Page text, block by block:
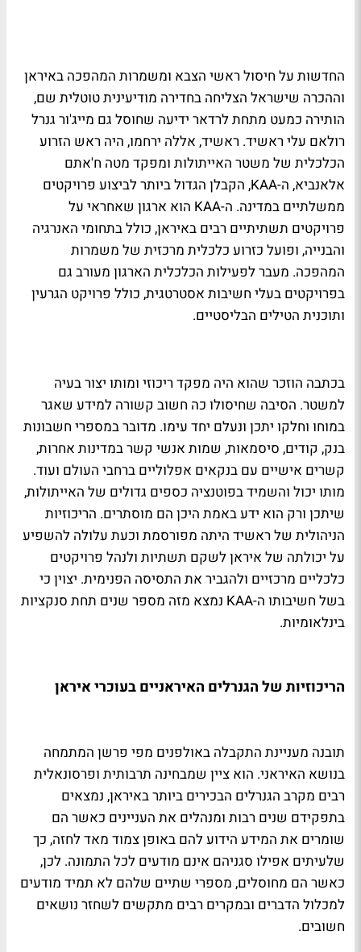
החדשות על חיסול ראשי הצבא ומשמרות המהפכה באיראן
וההכרה שישראל הצליחה בחדירה מודיעינית טוטלית שם,
הותירה כמעט מתחת לרדאר ידיעה שחוסל גם מייג'ור גנרל
רולאם עלי ראשיד. ראשיד, אללה ירחמו, היה ראש הזרוע
הכלכלית של משטר האייתולות ומפקד מטה ח'אתם
אלאנביא, ה-KAA, הקבלן הגדול ביותר לביצוע פרויקטים
ממשלתיים במדינה. ה-KAA הוא ארגון שאחראי על
פרויקטים תשתיתיים רבים באיראן, כולל בתחומי האנרגיה
והבנייה, ופועל כזרוע כלכלית מרכזית של משמרות
המהפכה. מעבר לפעילות הכלכלית הארגון מעורב גם
בפרויקטים בעלי חשיבות אסטרטגית, כולל פרויקט הגרעין
ותוכנית הטילים הבליסטיים.
בכתבה הוזכר שהוא היה מפקד ריכוזי ומותו יצור בעיה
למשטר. הסיבה שחיסולו כה חשוב קשורה למידע שאגר
במוחו וחלקו יתכן ונעלם יחד עימו. מדובר במספרי חשבונות
בנק, קודים, סיסמאות, שמות אנשי קשר במדינות אחרות,
קשרים אישיים עם בנקאים אפלוליים ברחבי העולם ועוד.
מותו יכול והשמיד בפוטנציה כספים גדולים של האייתולות,
שיתכן ורק הוא ידע באמת היכן הם מוסתרים. הריכוזיות
הניהולית של ראשיד היתה מפורסמת וכעת עלולה להשפיע
על יכולתה של איראן לשקם תשתיות ולנהל פרויקטים
כלכליים מרכזיים ולהגביר את התסיסה הפנימית. יצוין כי
בשל חשיבותו ה-KAA נמצא מזה מספר שנים תחת סנקציות
בינלאומיות.
הריכוזיות של הגנרלים האיראניים בעוכרי איראן
תובנה מעניינת התקבלה באולפנים מפי פרשן המתמחה
בנושא האיראני. הוא ציין שמבחינה תרבותית ופרסונאלית
רבים מקרב הגנרלים הבכירים ביותר באיראן, נמצאים
בתפקידם שנים רבות ומנהלים את העניינים כאשר הם
שומרים את המידע הידוע להם באופן צמוד מאד לחזה, כך
שלעיתים אפילו סגניהם אינם מודעים לכל התמונה. לכן,
כאשר הם מחוסלים, מספרי שתיים שלהם לא תמיד מודעים
למכלול הדברים ובמקרים רבים מתקשים לשחזר נושאים
חשובים.